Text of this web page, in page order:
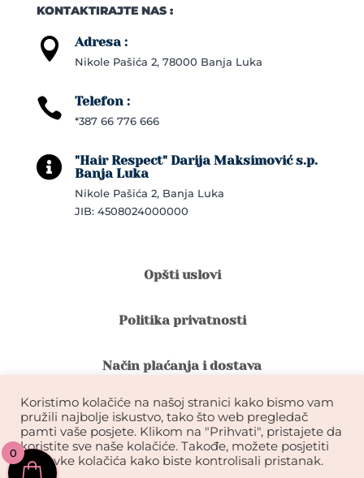
KONTAKTIRAJTE NAS :
 Adresa :
Nikole Pašića 2, 78000 Banja Luka
 Telefon :
*387 66 776 666

"Hair Respect" Darija Maksimović s.p.
Banja Luka
Nikole Pašića 2, Banja Luka
JIB: 4508024000000
Opšti uslovi
Politika privatnosti
Način plaćanja i dostava
Reklamacije i povrat robe
Garancija na kvalitet ekstenzija
Koristimo kolačiće na našoj stranici kako bismo vam
pružili najbolje iskustvo, tako što web pregledač
pamti vaše posjete. Klikom na "Prihvati", pristajete da
koristite sve naše kolačiće. Takođe, možete posjetiti
postavke kolačića kako biste kontrolisali pristanak.
0